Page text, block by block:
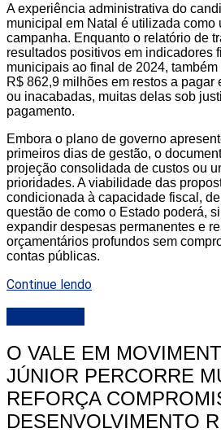
A experiência administrativa do
municipal em Natal é utilizada como
campanha. Enquanto o relatório de
resultados positivos em indicadores
municipais ao final de 2024,
R$ 862,9 milhões em restos a pagar
ou inacabadas, muitas delas sob
pagamento.
Embora o plano de governo
primeiros dias de gestão, o
projeção consolidada de custos ou
prioridades. A viabilidade das
condicionada à capacidade fiscal,
questão de como o Estado poderá,
expandir despesas permanentes e
orçamentários profundos sem
contas públicas.
Continue lendo
O VALE EM
JÚNIOR PERCORRE
REFORÇA
DESENVOLVIMENTO